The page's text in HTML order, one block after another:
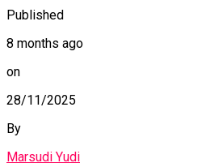
Published
8 months ago
on
28/11/2025
By
Marsudi Yudi